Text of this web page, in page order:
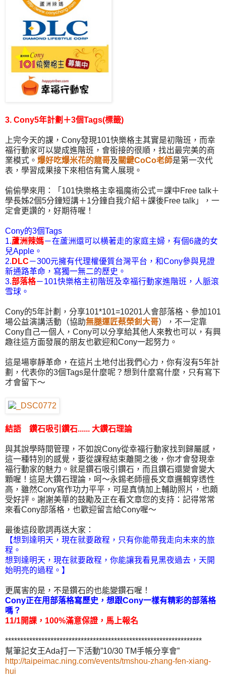
3. Cony5年計劃＋3個Tags(標籤)
上完今天的課，Cony發現101快樂格主其實是初階班，而幸
福行動家可以變成進階班，會銜接的很順，找出最完美的商
業模式。 爆好吃爆米花的龍哥及 關鍵CoCo老師是第一次代
表，學習成果接下來相信有驚人展現。
偷偷學來用：「101快樂格主幸福魔術公式＝課中Free talk＋
學長姊2個5分鐘短講＋1分鐘自我介紹＋課後Free talk」，一
定會更讚的，好期待喔！
Cony的3個Tags
1.蘆洲辣媽－在蘆洲還可以横著走的家庭主婦，有個6歲的女
兒Apple。
2. DLC－300元擁有代理權優質台灣平台，和Cony參與見證
新通路革命，寫獨一無二的歷史。
3.部落格－101快樂格主初階班及幸福行動家進階班，人脈滾
雪球。
Cony的5年計劃，分享101*101=10201人會部落格、參加101
場公益演講活動（協助無腿運匠蔡榮釗大哥），不一定靠
Cony自己一個人，Cony可以分享給其他人來教也可以，有興
趣往這方面發展的朋友也歡迎和Cony一起努力。
這是場寧靜革命，在這片土地付出我們心力，你有沒有5年計
劃，代表你的3個Tags是什麼呢？想到什麼寫什麼，只有寫下
才會留下～
結語 鑽石吸引鑽石...... 大鑽石理論
與其說學時間管理，不如說Cony從幸福行動家找到歸屬感，
這一種特別的感覺，要從課程結束離開之後，你才會發現幸
福行動家的魅力。就是鑽石吸引鑽石，而且鑽石還變會變大
顆喔！這是大鑽石理論，呵～永錫老師擅長文章邏輯穿透性
高，雖然Cony寫作功力平平，可是真情加上輔助照片，也頗
受好評。謝謝美華的鼓勵及正在看文章您的支持：記得常常
來看Cony部落格，也歡迎留言給Cony喔～
最後這段歌詞再送大家：
【想到達明天，現在就要啟程，只有你能帶我走向未來的旅
程。
想到達明天，現在就要啟程，你能讓我看見黑夜過去，天開
始明亮的過程。】
更厲害的是，不是鑽石的也能變鑽石喔！
Cony正在用部落格寫歷史，想跟Cony一樣有精彩的部落格
嗎？
11/1開課，100%滿意保證，馬上報名
*****************************************************************
幫筆記女王Ada打一下活動”10/30 TM手帳分享會”
http://taipeimac.ning.com/events/tmshou-zhang-fen-xiang-
hui